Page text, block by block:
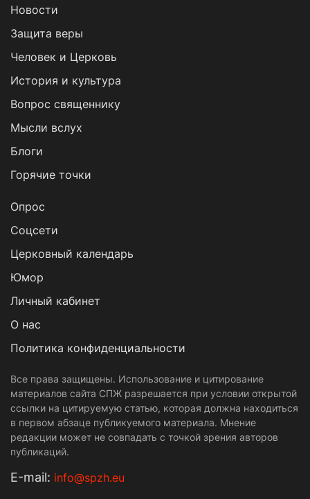
Новости
Защита веры
Человек и Церковь
История и культура
Вопрос священнику
Мысли вслух
Блоги
Горячие точки
Опрос
Cоцсети
Церковный календарь
Юмор
Личный кабинет
О нас
Политика конфиденциальности
Все права защищены. Использование и цитирование
материалов сайта СПЖ разрешается при условии открытой
ссылки на цитируемую статью, которая должна находиться
в первом абзаце публикуемого материала. Мнение
редакции может не совпадать с точкой зрения авторов
публикаций.
Е-mail: info@spzh.eu